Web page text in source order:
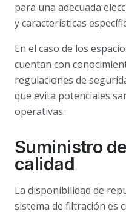
para una adecuada
y características
En el caso de los
cuentan con
regulaciones de
que evita potenciales
operativas.
Suministro
calidad
La disponibilidad de
sistema de filtración es